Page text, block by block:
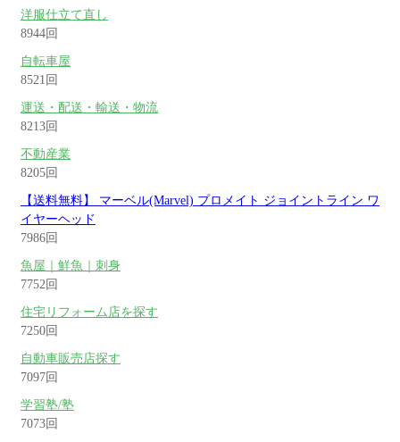
洋服仕立て直し
8944回
自転車屋
8521回
運送・配送・輸送・物流
8213回
不動産業
8205回
【送料無料】 マーベル(Marvel) プロメイト ジョイントライン ワ
イヤーヘッド
7986回
魚屋｜鮮魚｜刺身
7752回
住宅リフォーム店を探す
7250回
自動車販売店探す
7097回
学習塾/塾
7073回